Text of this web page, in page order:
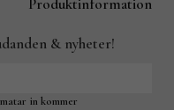
Produktinformation
& nyheter!
in kommer